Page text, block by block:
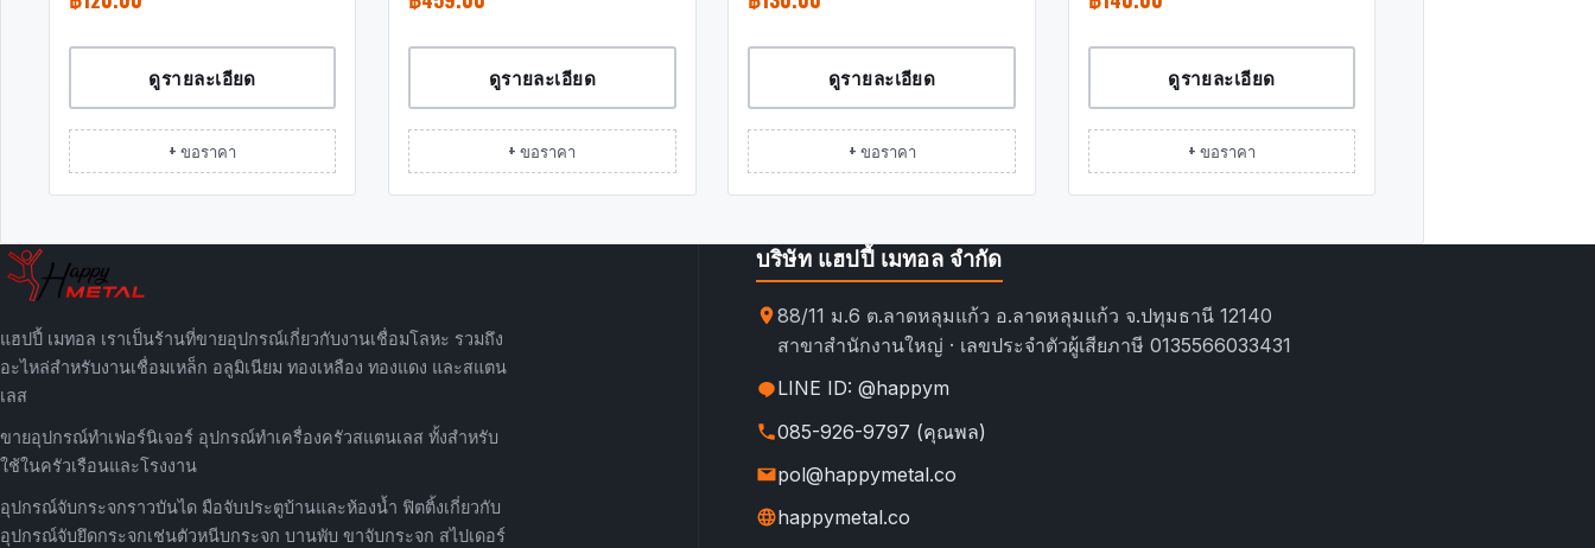
ดูรายละเอียด
+ ขอราคา
ดูรายละเอียด
+ ขอราคา
ดูรายละเอียด
+ ขอราคา
ดูรายละเอียด
+ ขอราคา
แฮปปี้ เมทอล เราเป็นร้านที่ขายอุปกรณ์เกี่ยวกับงานเชื่อมโลหะ รวมถึง
อะไหล่สำหรับงานเชื่อมเหล็ก อลูมิเนียม ทองเหลือง ทองแดง และสแตน
เลส
ขายอุปกรณ์ทำเฟอร์นิเจอร์ อุปกรณ์ทำเครื่องครัวสแตนเลส ทั้งสำหรับ
ใช้ในครัวเรือนและโรงงาน
อุปกรณ์จับกระจกราวบันได มือจับประตูบ้านและห้องน้ำ ฟิตติ้งเกี่ยวกับ
อุปกรณ์จับยึดกระจกเช่นตัวหนีบกระจก บานพับ ขาจับกระจก สไปเดอร์
บริษัท แฮปปี้ เมทอล จำกัด
88/11 ม.6 ต.ลาดหลุมแก้ว อ.ลาดหลุมแก้ว จ.ปทุมธานี 12140
สาขาสำนักงานใหญ่ · เลขประจำตัวผู้เสียภาษี 0135566033431
LINE ID: @happym
085-926-9797 (คุณพล)
pol@happymetal.co
happymetal.co